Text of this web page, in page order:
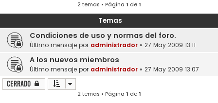
2 temas • Página 1 de1
Temas
Condiciones de uso y normas del foro.
Último mensaje por administrador « 27 May 2009 13:11
A los nuevos miembros
Último mensaje por administrador « 27 May 2009 13:07
Cerrado
2 temas • Página 1 de1